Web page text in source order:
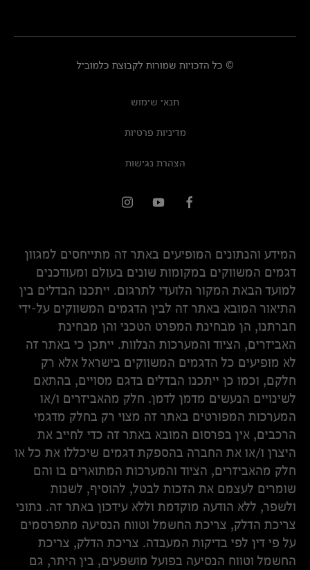
© כל הזכויות שמורות לקבוצת כלמוביל
תנאי שימוש
מדיניות פרטיות
הצהרת נגישות
המידע והנתונים המופיעים באתר זה מתייחסים למגוון
דגמים המשווקים במקומות שונים בעולם ומעודכנים
למועד הבאת המקור הלועדי לתרגום. ייתכנו הבדלים בין
התיאור המובא באתר זה לבין הדגמים המשווקים על-ידי
חברתנו, הן מבחינת המפרט הטכני והן מבחינת
האביזרים, הציוד והמערכות הנלוות. ייתכן כי באתר זה
לא מופיעים כל הדגמים המשווקים בישראל אלא רק
חלקם, וכמו כן ייתכנו הבדלים בדגם מסויים, בהתאם
לשינויים הנעשים מדמן לדמן. חלק מהאביזרים ו/או
המערכות המפורטים באתר זה מצוי רק בחלק מדגמי
הרכבים, אין בפרסום המובא באתר זה כדי לחייב את
היצרן ו/או את החברה בהספקת דגמים שיכללו את כל או
חלק מהאביזרים, הציוד והמערכות המתוארים בו והם
שומרים לעצמם את הזכות לבטל, להוסיף, לשנות
ולשפר, ללא הודעה מוקדמת וללא עידכון באתר זה. נתוני
צריכת הדלק, צריכת החשמל וטווח הנסיעה מתפרסמים
על פי דין לפי בדיקות המעבדה. צריכת הדלק, צריכת
החשמל וטווח הנסיעה בפועל מושפעים, בין היתר, גם